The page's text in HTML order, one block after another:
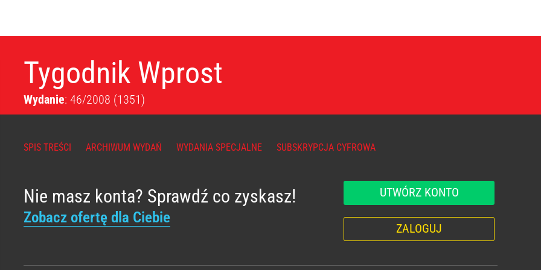
Tygodnik Wprost
Wydanie: 46/2008 (1351)
SPIS TREŚCI ARCHIWUM WYDAŃ WYDANIA SPECJALNE SUBSKRYPCJA CYFROWA
Nie masz konta? Sprawdź co zyskasz!
Zobacz ofertę dla Ciebie
UTWÓRZ KONTO
ZALOGUJ